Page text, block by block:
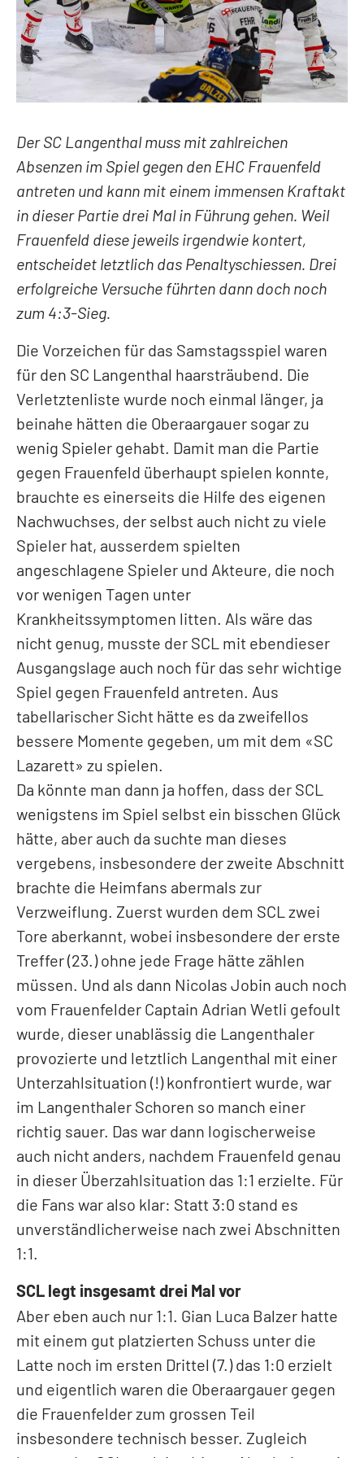
PRIVATE CLUB
Kontakt
Mitglieder
LEGENDEN
Der SC Langenthal muss mit zahlreichen
Absenzen im Spiel gegen den EHC Frauenfeld
antreten und kann mit einem immensen Kraftakt
in dieser Partie drei Mal in Führung gehen. Weil
Frauenfeld diese jeweils irgendwie kontert,
entscheidet letztlich das Penaltyschiessen. Drei
erfolgreiche Versuche führten dann doch noch
zum 4:3-Sieg.
Die Vorzeichen für das Samstagsspiel waren
für den SC Langenthal haarsträubend. Die
Verletztenliste wurde noch einmal länger, ja
beinahe hätten die Oberaargauer sogar zu
wenig Spieler gehabt. Damit man die Partie
gegen Frauenfeld überhaupt spielen konnte,
brauchte es einerseits die Hilfe des eigenen
Nachwuchses, der selbst auch nicht zu viele
Spieler hat, ausserdem spielten
angeschlagene Spieler und Akteure, die noch
vor wenigen Tagen unter
Krankheitssymptomen litten. Als wäre das
nicht genug, musste der SCL mit ebendieser
Ausgangslage auch noch für das sehr wichtige
Spiel gegen Frauenfeld antreten. Aus
tabellarischer Sicht hätte es da zweifellos
bessere Momente gegeben, um mit dem «SC
Lazarett» zu spielen.
Da könnte man dann ja hoffen, dass der SCL
wenigstens im Spiel selbst ein bisschen Glück
hätte, aber auch da suchte man dieses
vergebens, insbesondere der zweite Abschnitt
brachte die Heimfans abermals zur
Verzweiflung. Zuerst wurden dem SCL zwei
Tore aberkannt, wobei insbesondere der erste
Treffer (23.) ohne jede Frage hätte zählen
müssen. Und als dann Nicolas Jobin auch noch
vom Frauenfelder Captain Adrian Wetli gefoult
wurde, dieser unablässig die Langenthaler
provozierte und letztlich Langenthal mit einer
Unterzahlsituation (!) konfrontiert wurde, war
im Langenthaler Schoren so manch einer
richtig sauer. Das war dann logischerweise
auch nicht anders, nachdem Frauenfeld genau
in dieser Überzahlsituation das 1:1 erzielte. Für
die Fans war also klar: Statt 3:0 stand es
unverständlicherweise nach zwei Abschnitten
1:1.
SCL legt insgesamt drei Mal vor
Aber eben auch nur 1:1. Gian Luca Balzer hatte
mit einem gut platzierten Schuss unter die
Latte noch im ersten Drittel (7.) das 1:0 erzielt
und eigentlich waren die Oberaargauer gegen
die Frauenfelder zum grossen Teil
insbesondere technisch besser. Zugleich